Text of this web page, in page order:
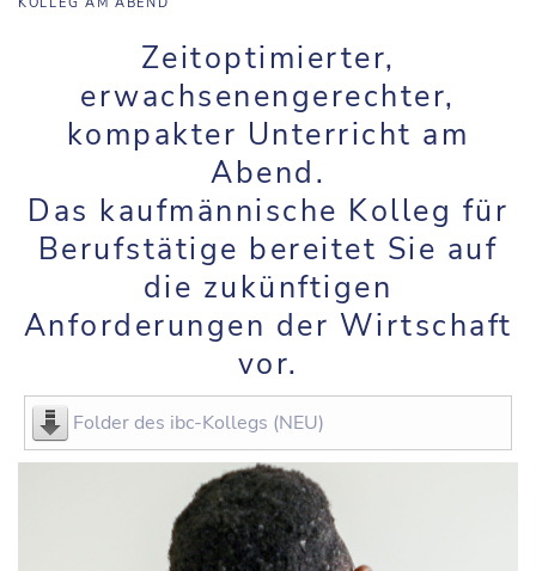
Zeitoptimierter,
erwachsenengerechter,
kompakter Unterricht am
Abend.
Das kaufmännische Kolleg für
Berufstätige bereitet Sie auf
die zukünftigen
Anforderungen der Wirtschaft
vor.
Folder des ibc-Kollegs (NEU)